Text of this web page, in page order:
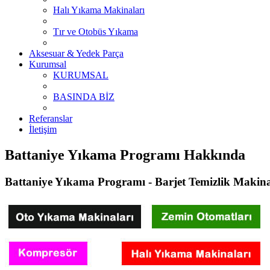
Halı Yıkama Makinaları
Tır ve Otobüs Yıkama
Aksesuar & Yedek Parça
Kurumsal
KURUMSAL
BASINDA BİZ
Referanslar
İletişim
Battaniye Yıkama Programı Hakkında
Battaniye Yıkama Programı - Barjet Temizlik